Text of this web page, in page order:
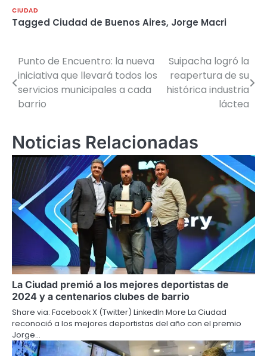
CIUDAD
Tagged Ciudad de Buenos Aires, Jorge Macri
Navegación
de
entradas
Punto de Encuentro: la nueva
iniciativa que llevará todos los
servicios municipales a cada
barrio
Suipacha logró la
reapertura de su
histórica industria
láctea
Noticias Relacionadas
La Ciudad premió a los mejores deportistas de
2024 y a centenarios clubes de barrio
Share via: Facebook X (Twitter) LinkedIn More La Ciudad
reconoció a los mejores deportistas del año con el premio
Jorge…